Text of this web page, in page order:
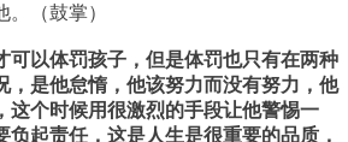
（鼓掌）
可以体罚孩子，但是体罚也只有在两种
，是他怠惰，他该努力而没有努力，他
这个时候用很激烈的手段让他警惕一
负起责任，这是人生是很重要的品质，